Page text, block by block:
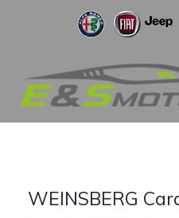
WEINSBERG